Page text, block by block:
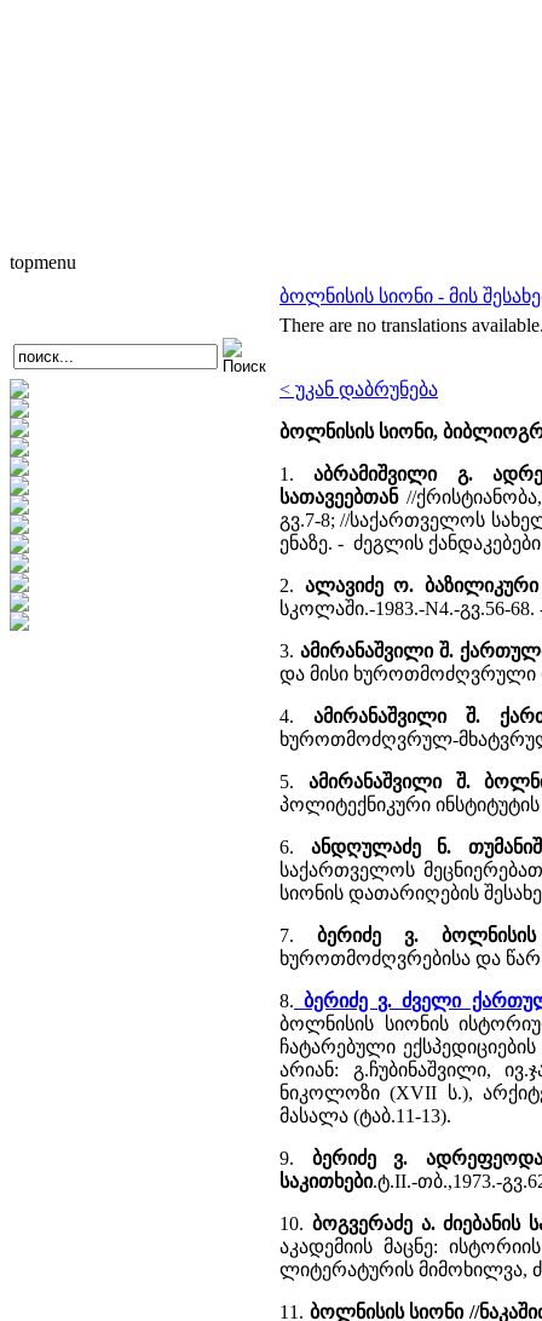
topmenu
ბოლნისის სიონი - მის
There are no translations
< უკან დაბრუნება
ბოლნისის სიონი,
1.აბრამიშვილი გ.
სათავეებთან//
გვ.7-8; //საქართველოს
ენაზე. - ძეგლის
2. ალავიძე ო. ბაზილიკური
სკოლაში.-1983.-N4.-გვ.56-
3.ამირანაშვილი შ.
და მისი ხუროთმოძღვრული
4.ამირანაშვილი შ.
ხუროთმოძღვრულ-
5. ამირანაშვილი შ.
პოლიტექნიკური
6. ანდღულაძე ნ.
საქართველოს
სიონის დათარიღების
7. ბერიძე ვ. ბოლნისის
ხუროთმოძღვრებისა და
8. ბერიძე ვ. ძველი
ბოლნისის სიონის
ჩატარებული
არიან: გ.ჩუბინაშვილი,
ნიკოლოზი (XVII ს.),
მასალა (ტაბ.11-13).
9. ბერიძე ვ.
საკითხები.ტ.II.-თბ.,1973.-
10. ბოგვერაძე ა. ძიებანის
აკადემიის მაცნე:
ლიტერატურის მიმოხილვა,
11. ბოლნისის სიონი //